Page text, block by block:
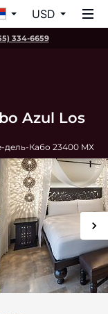
USD
334-6659
Azul Los
дель-Кабо 23400 MX